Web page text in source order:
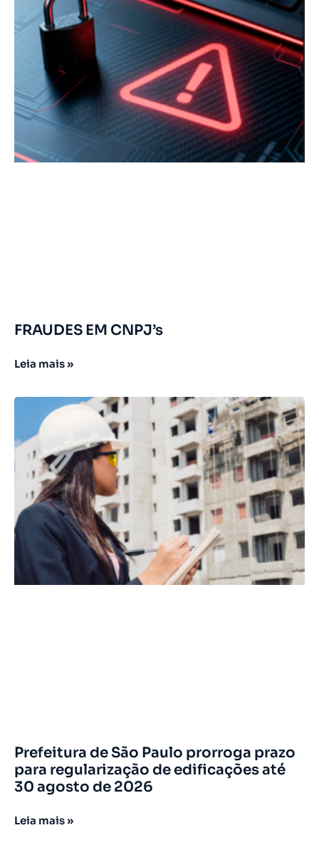
FRAUDES EM CNPJ’s
Leia mais »
Prefeitura de São Paulo prorroga prazo
para regularização de edificações até
30 agosto de 2026
Leia mais »